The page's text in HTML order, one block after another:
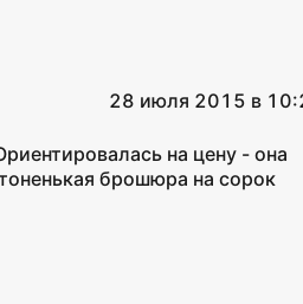
28 июля 2015 в
на цену - она
брошюра на сорок